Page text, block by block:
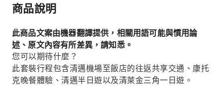
商品說明
此商品文案由機器翻譯提供，相關用語可能與慣用論
述、原文內容有所差異，請知悉。
您可以期待什麼？
此套裝行程包含清邁機場至飯店的往返共享交通、康托
克晚餐體驗、清邁半日遊以及清萊金三角一日遊。